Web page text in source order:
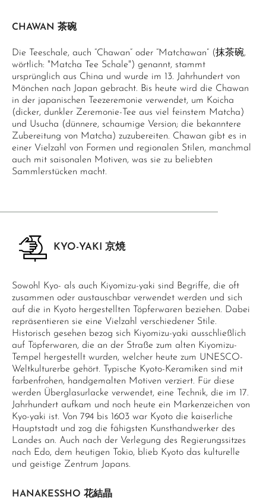
CHAWAN 茶碗
Die Teeschale, auch “Chawan” oder “Matchawan” (抹茶碗,
wörtlich: "Matcha Tee Schale") genannt, stammt
ursprünglich aus China und wurde im 13. Jahrhundert von
Mönchen nach Japan gebracht. Bis heute wird die Chawan
in der japanischen Teezeremonie verwendet, um Koicha
(dicker, dunkler Zeremonie-Tee aus viel feinstem Matcha)
und Usucha (dünnere, schaumige Version; die bekanntere
Zubereitung von Matcha) zuzubereiten. Chawan gibt es in
einer Vielzahl von Formen und regionalen Stilen, manchmal
auch mit saisonalen Motiven, was sie zu beliebten
Sammlerstücken macht.
KYO-YAKI 京焼
Sowohl Kyo- als auch Kiyomizu-yaki sind Begriffe, die oft
zusammen oder austauschbar verwendet werden und sich
auf die in Kyoto hergestellten Töpferwaren beziehen. Dabei
repräsentieren sie eine Vielzahl verschiedener Stile.
Historisch gesehen bezog sich Kiyomizu-yaki ausschließlich
auf Töpferwaren, die an der Straße zum alten Kiyomizu-
Tempel hergestellt wurden, welcher heute zum UNESCO-
Weltkulturerbe gehört. Typische Kyoto-Keramiken sind mit
farbenfrohen, handgemalten Motiven verziert. Für diese
werden Überglasurlacke verwendet, eine Technik, die im 17.
Jahrhundert aufkam und noch heute ein Markenzeichen von
Kyo-yaki ist. Von 794 bis 1603 war Kyoto die kaiserliche
Hauptstadt und zog die fähigsten Kunsthandwerker des
Landes an. Auch nach der Verlegung des Regierungssitzes
nach Edo, dem heutigen Tokio, blieb Kyoto das kulturelle
und geistige Zentrum Japans.
HANAKESSHO 花結晶